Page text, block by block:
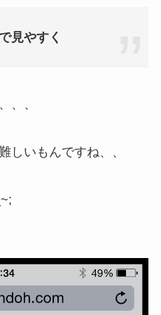
見やすく
、、
しいもんですね、、